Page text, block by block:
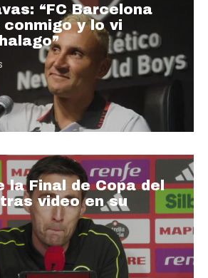
“FC Barcelona
y lo vi
la Final de Copa del
video en su